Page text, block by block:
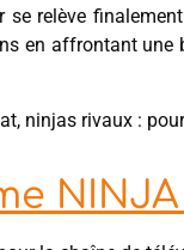
se relève
en affrontant
ninjas rivaux :
NINJA